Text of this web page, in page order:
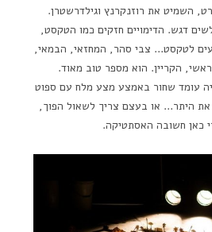
השמיט את רוזנקרנץ וגילדרשטרן.
דגש. הדימויים חזקים כמו הטקסט,
לטקסט… צבי סהר, המחזאי, הבמאי,
הקריין. הוא מספר טוב מאוד.
עומד שחור באמצע מצע מלח עם ספוט
היתר… או בעצם צריך לשאול הפוך,
כאן חשובה האסתטיקה.